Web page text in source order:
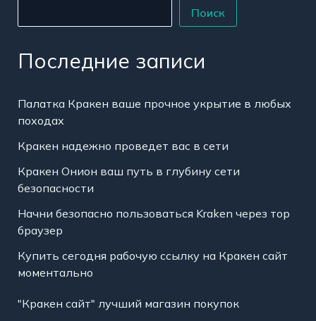
Поиск
Последние записи
Палатка Кракен ваше прочное укрытие в любых
походах
Кракен надежно проведет вас в сети
Кракен Онион ваш путь в глубину сети
безопасности
Начни безопасно пользоваться Kraken через тор
браузер
Купить сегодня рабочую ссылку на Кракен сайт
моментально
"Кракен сайт" лучший магазин покупок